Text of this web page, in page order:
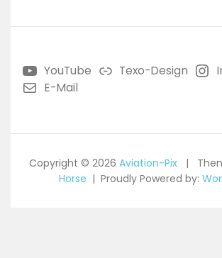
YouTube Texo-Design
E-Mail
Copyright © 2026 Aviation-Pix
Horse
Proudly Powered by: